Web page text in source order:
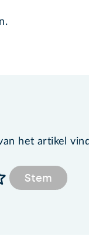
het artikel
Stem